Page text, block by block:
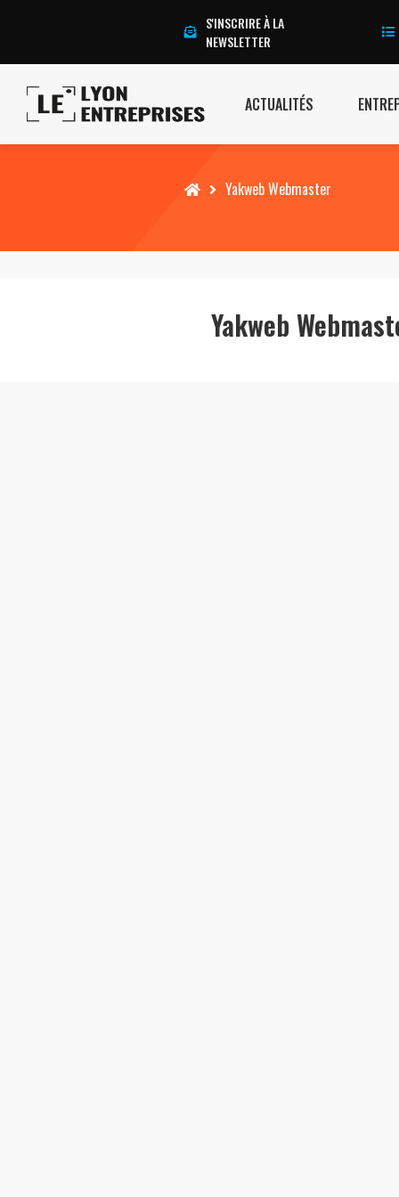
S'INSCRIRE À LA
NEWSLETTER
ACTUALITÉS
Accueil Yakweb Webmaster
Yakweb